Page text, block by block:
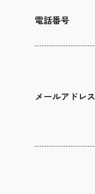
電話番号
メールアドレス